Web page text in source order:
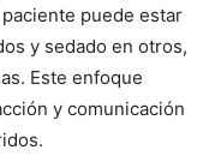
puede estar
y sedado en otros,
Este enfoque
y comunicación